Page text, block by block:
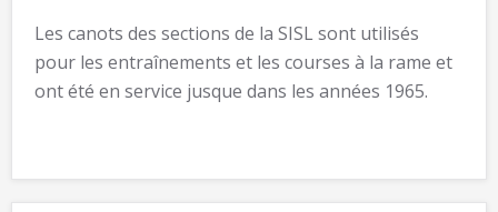
Les canots des sections de la SISL sont utilisés
pour les entraînements et les courses à la rame et
ont été en service jusque dans les années 1965.